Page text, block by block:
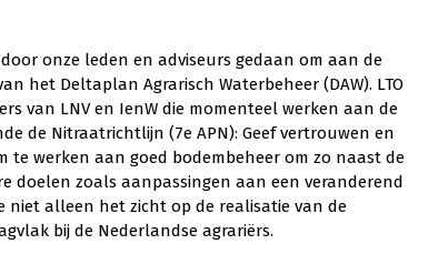
onze leden en adviseurs gedaan om aan de
het Deltaplan Agrarisch Waterbeheer (DAW). LTO
van LNV en IenW die momenteel werken aan de
de Nitraatrichtlijn (7e APN): Geef vertrouwen en
werken aan goed bodembeheer om zo naast de
doelen zoals aanpassingen aan een veranderend
niet alleen het zicht op de realisatie van de
bij de Nederlandse agrariërs.